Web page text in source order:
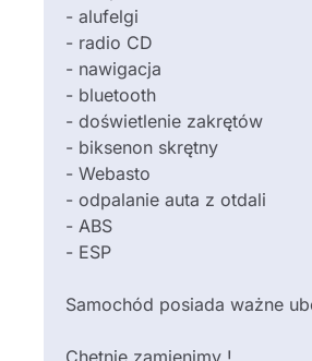
- alufelgi
- radio CD
- nawigacja
- bluetooth
- doświetlenie zakrętów
- biksenon skrętny
- Webasto
- odpalanie auta z otdali
- ⁠ABS
- ESP
Samochód posiada ważne
Chętnie zamienimy !